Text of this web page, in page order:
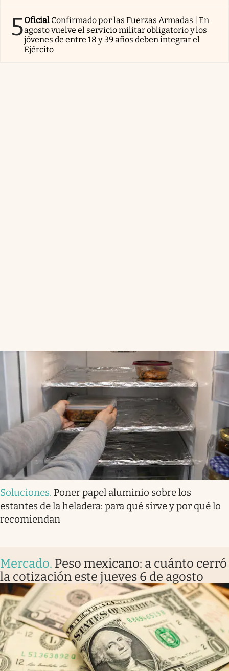
5Oficial Confirmado por las Fuerzas Armadas | En
agosto vuelve el servicio militar obligatorio y los
jóvenes de entre 18 y 39 años deben integrar el
Ejército
Soluciones. Poner papel aluminio sobre los
estantes de la heladera: para qué sirve y por qué lo
recomiendan
Mercado. Peso mexicano: a cuánto cerró
la cotización este jueves 6 de agosto